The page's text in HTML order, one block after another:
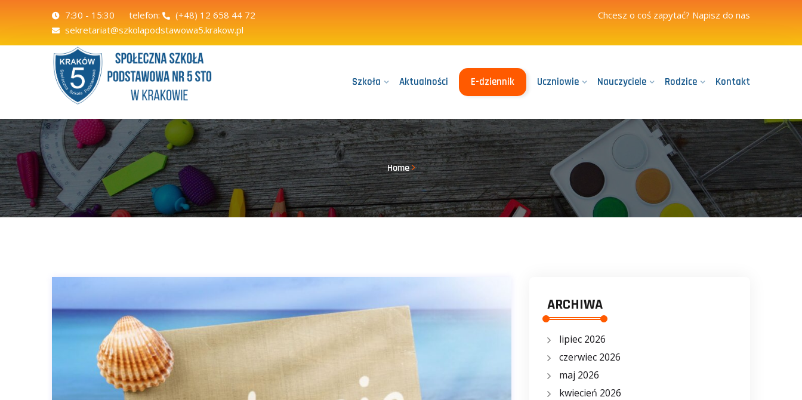
7:30 - 15:30 telefon:
(+48) 12 658 44 72
sekretariat@szkolapodstawowa5.krakow.pl
Chcesz o coś zapytać? Napisz do nas
Szkoła Aktualności E-dziennik Uczniowie Nauczyciele Rodzice Kontakt
Home
ARCHIWA
lipiec 2026
czerwiec 2026
maj 2026
kwiecień 2026